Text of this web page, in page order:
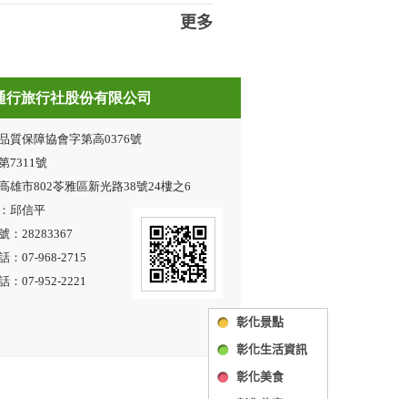
彰化景點
彰化生活資訊
彰化美食
更多